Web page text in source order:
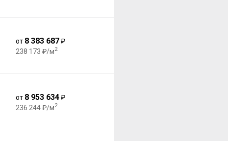
от 8 383 687₽
238 173 ₽/м2
от 8 953 634₽
236 244 ₽/м2